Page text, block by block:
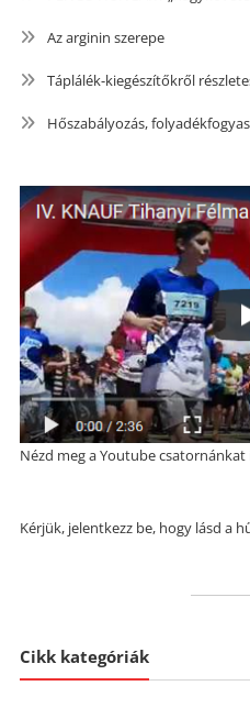
Az arginin szerepe
Táplálék-kiegészítőkről
Hőszabályozás,
Nézd meg a Youtube csatornánkat
Kérjük, jelentkezz be, hogy lásd a
Cikk kategóriák